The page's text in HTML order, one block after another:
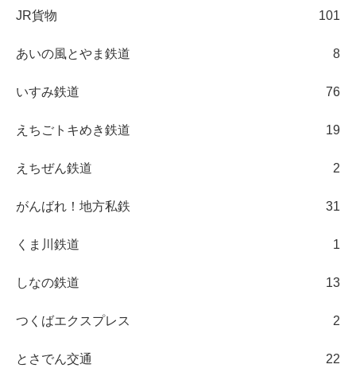
JR貨物 101
あいの風とやま鉄道 8
いすみ鉄道 76
えちごトキめき鉄道 19
えちぜん鉄道 2
がんばれ！地方私鉄 31
くま川鉄道 1
しなの鉄道 13
つくばエクスプレス 2
とさでん交通 22